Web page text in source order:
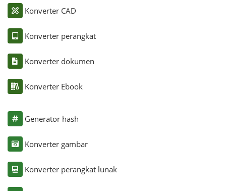
Konverter CAD
Konverter perangkat
Konverter dokumen
Konverter Ebook
Generator hash
Konverter gambar
Konverter perangkat lunak